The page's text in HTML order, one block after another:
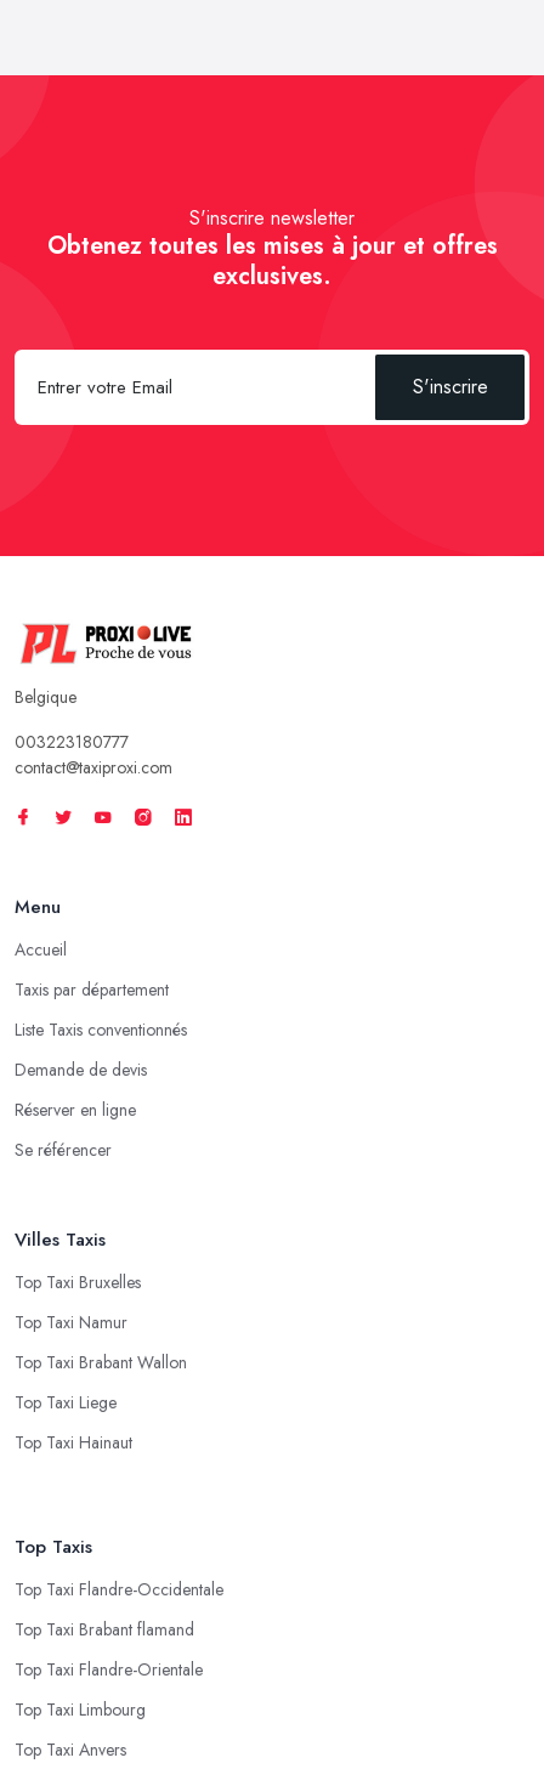
S'inscrire newsletter
Obtenez toutes les mises à jour et offres
exclusives.
S'inscrire
Belgique
003223180777
contact@taxiproxi.com
Menu
Accueil
Taxis par département
Liste Taxis conventionnés
Demande de devis
Réserver en ligne
Se référencer
Villes Taxis
Top Taxi Bruxelles
Top Taxi Namur
Top Taxi Brabant Wallon
Top Taxi Liege
Top Taxi Hainaut
Top Taxis
Top Taxi Flandre-Occidentale
Top Taxi Brabant flamand
Top Taxi Flandre-Orientale
Top Taxi Limbourg
Top Taxi Anvers